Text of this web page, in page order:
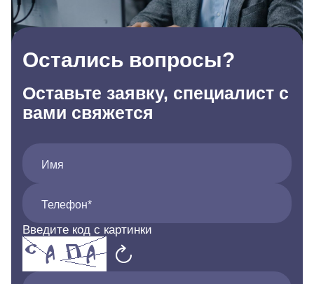
Остались вопросы?
Оставьте заявку, специалист с
вами свяжется
Имя
Телефон*
Введите код с картинки